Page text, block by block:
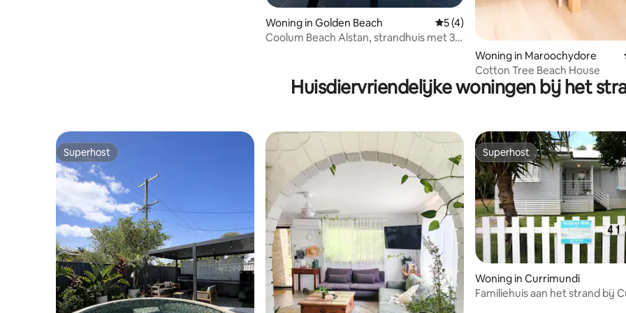
Woning in Golden Beach Gemiddelde beoordeling van 5 uit 5, 4
5 (4)
Coolum Beach Alstan, strandhuis met 3
Woning in Maroochydore
Cotton Tree Beach House
Huisdiervriendelijke woningen bij het
Superhost
Superhost Superhost
Superhost
Woning in Currimundi
Familiehuis aan het strand bij